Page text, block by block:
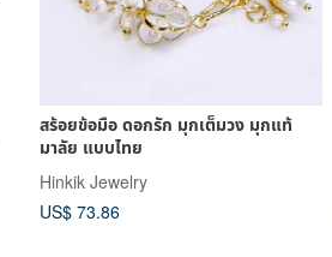
สร้อยข้อมือ ดอกรัก มุกเต็มวง มุกแท้
มาลัย แบบไทย
Hinkik Jewelry
US$ 73.86